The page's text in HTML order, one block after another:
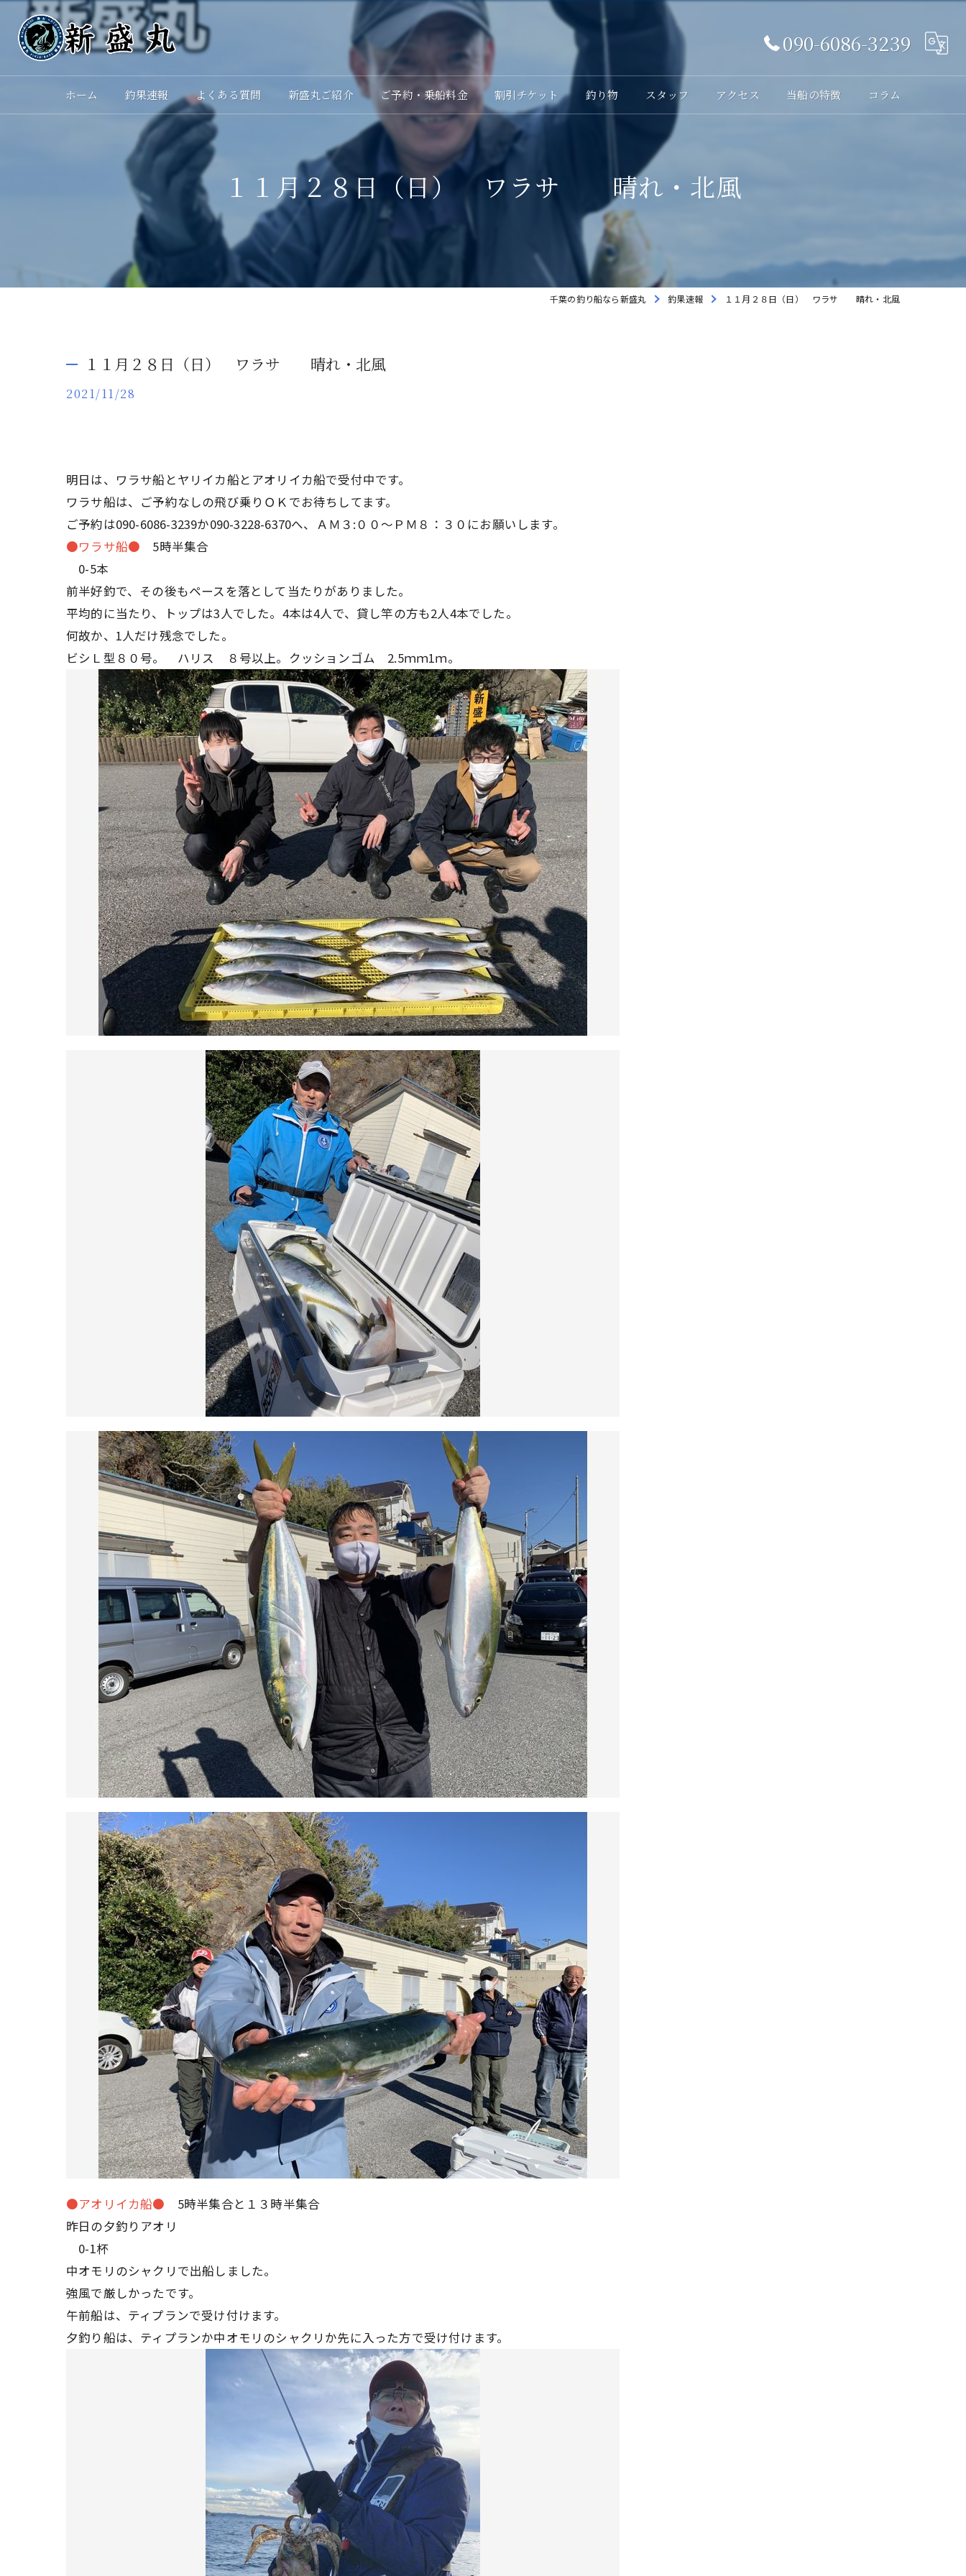
090-6086-3239
ホーム 釣果速報 よくある質問 新盛丸ご紹介 ご予約・乗船料金 割引チケット 釣り物 スタッフ アクセス 当船の特徴 コラム
１１月２８日（日） ワラサ 晴れ・北風
千葉の釣り船なら新盛丸 釣果速報 １１月２８日（日） ワラサ 晴れ・北風
１１月２８日（日） ワラサ 晴れ・北風
2021/11/28
明日は、ワラサ船とヤリイカ船とアオリイカ船で受付中です。
ワラサ船は、ご予約なしの飛び乗りＯＫでお待ちしてます。
ご予約は090-6086-3239か090-3228-6370へ、ＡＭ３:００～ＰＭ８：３０にお願いします。
●ワラサ船● 5時半集合
0-5本
前半好釣で、その後もペースを落として当たりがありました。
平均的に当たり、トップは3人でした。4本は4人で、貸し竿の方も2人4本でした。
何故か、1人だけ残念でした。
ビシＬ型８０号。 ハリス ８号以上。クッションゴム 2.5ｍｍ1ｍ。
●アオリイカ船● 5時半集合と１３時半集合
昨日の夕釣りアオリ
0-1杯
中オモリのシャクリで出船しました。
強風で厳しかったです。
午前船は、ティプランで受け付けます。
夕釣り船は、ティプランか中オモリのシャクリか先に入った方で受け付けます。